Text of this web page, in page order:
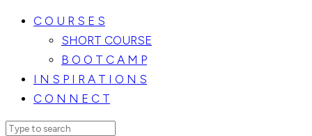
C O U R S E S
SHORT COURSE
B O O T C A M P
I N S P I R A T I O N S
C O N N E C T